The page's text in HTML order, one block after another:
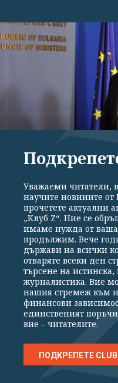
ПОЛИТИКА
ДЕНЯТ В НЯКОЛКО
изненада по бели
ВСИЧКИ НОВИНИ
СПОРТ КУЛТУРА
Уважаеми читатели,
научите новините от
прочетете актуални
„Клуб Z“. Ние се
имаме нужда от
продължим. Вече
държави на всички
отваряте всеки ден
търсене на
журналистика. Вие
нашия стремеж към
финансови
единственият
вие – читателите.
ПОДКРЕПЕТЕ